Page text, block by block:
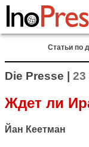
Статьи по
Die Presse | 23
Ждет ли
Йан Кеетман